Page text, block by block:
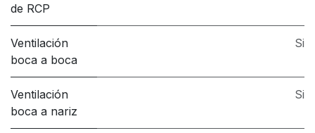
de RCP
Ventilación
boca a boca
Si
Ventilación
boca a nariz
Si